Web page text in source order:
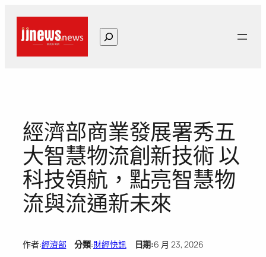
搜
尋
經濟部商業發展署秀五
大智慧物流創新技術 以
科技領航，點亮智慧物
流與流通新未來
作者:經濟部 分類:財經快訊 日期:6 月 23, 2026